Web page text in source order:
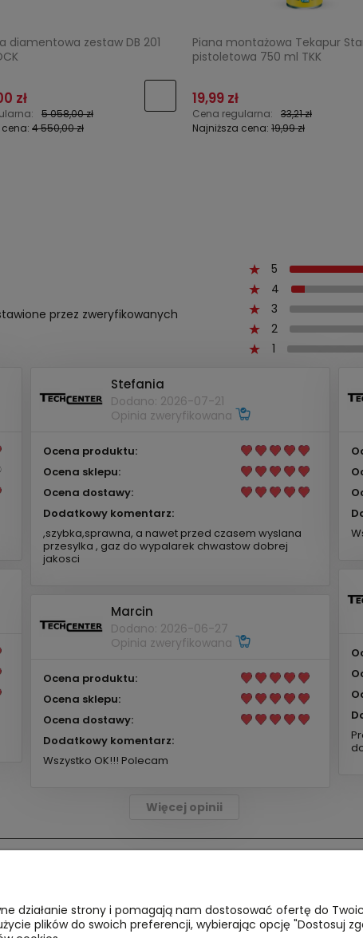
diamentowa zestaw DB 201
zł
5 058,00 zł
cena: 4 550,00 zł
Piana montażowa Tekapur
pistoletowa 750 ml TKK
19,99 zł
Cena regularna:
33,21 zł
Najniższa cena: 19,99 zł
przez zweryfikowanych
5
4
3
2
1
Stefania
Dodano: 2026-07-21
Opinia zweryfikowana
Ocena produktu:
Ocena sklepu:
Ocena dostawy:
Dodatkowy komentarz:
,szybka,sprawna, a nawet przed czasem wyslana
przesylka , gaz do wypalarek chwastow dobrej
jakosci
Marcin
Dodano: 2026-06-27
Opinia zweryfikowana
Ocena produktu:
Ocena sklepu:
Ocena dostawy:
Dodatkowy komentarz:
Wszystko OK!!! Polecam
Więcej opinii
Formy płatności
Polityka
działanie strony i pomagają nam dostosować ofertę do
plików do swoich preferencji, wybierając opcję "Dostosuj